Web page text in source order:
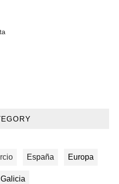
España Europa
Galicia